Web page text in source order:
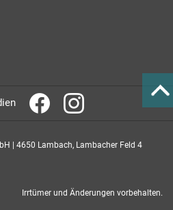
| 4650 Lambach, Lambacher Feld 4
Irrtümer und Änderungen vorbehalten.